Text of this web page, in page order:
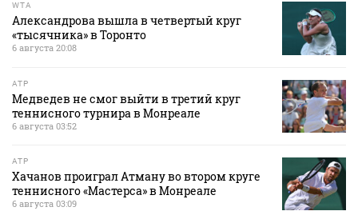
WTA
Александрова вышла в четвертый круг
«тысячника» в Торонто
6 августа 20:08
ATP
Медведев не смог выйти в третий круг
теннисного турнира в Монреале
6 августа 03:52
ATP
Хачанов проиграл Атману во втором круге
теннисного «Мастерса» в Монреале
6 августа 03:09